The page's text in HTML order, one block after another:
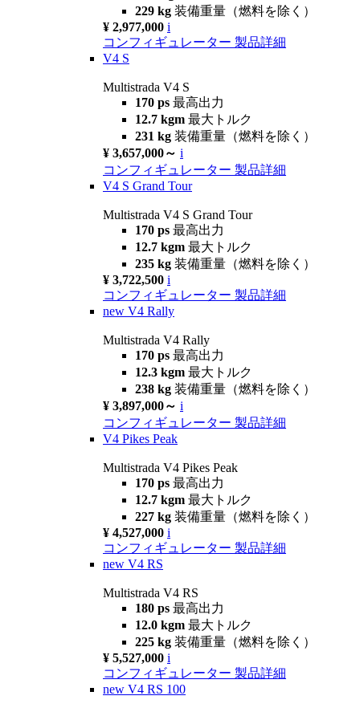
229 kg 装備重量（燃料を除く）
¥ 2,977,000 i
コンフィギュレーター 製品詳細
V4 S
Multistrada V4 S
170 ps 最高出力
12.7 kgm 最大トルク
231 kg 装備重量（燃料を除く）
¥ 3,657,000～ i
コンフィギュレーター 製品詳細
V4 S Grand Tour
Multistrada V4 S Grand Tour
170 ps 最高出力
12.7 kgm 最大トルク
235 kg 装備重量（燃料を除く）
¥ 3,722,500 i
コンフィギュレーター 製品詳細
new V4 Rally
Multistrada V4 Rally
170 ps 最高出力
12.3 kgm 最大トルク
238 kg 装備重量（燃料を除く）
¥ 3,897,000～ i
コンフィギュレーター 製品詳細
V4 Pikes Peak
Multistrada V4 Pikes Peak
170 ps 最高出力
12.7 kgm 最大トルク
227 kg 装備重量（燃料を除く）
¥ 4,527,000 i
コンフィギュレーター 製品詳細
new V4 RS
Multistrada V4 RS
180 ps 最高出力
12.0 kgm 最大トルク
225 kg 装備重量（燃料を除く）
¥ 5,527,000 i
コンフィギュレーター 製品詳細
new V4 RS 100